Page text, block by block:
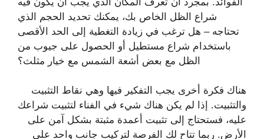
شراع الظل الخاص بك، يمكنك تحديد الحجم الذي
تحتاجه – هل ترغب في زيادة التغطية إلى الحد الأقصى
باستخدام شراع مستطيل أو الحصول على جيوب من
الظل مع بعض أشعة الشمس مع خيار مثلث؟
هناك فكرة أخرى يجب التفكير فيها وهي نقاط التثبيت
والتثبيت. إذا لم يكن هناك شيء في الفناء لتثبيت شراعك
عليه، فستحتاج إلى تثبيت أعمدة مثبتة بشكل آمن على
الأرض. ربما تتاح لك الفرصة لتركيب جانب واحد على